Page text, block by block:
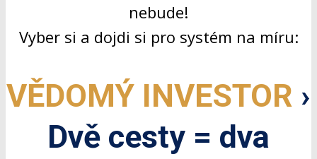
nebude!
Vyber si a dojdi si pro systém na míru:
VĚDOMÝ INVESTOR ›
Dvě cesty = dva